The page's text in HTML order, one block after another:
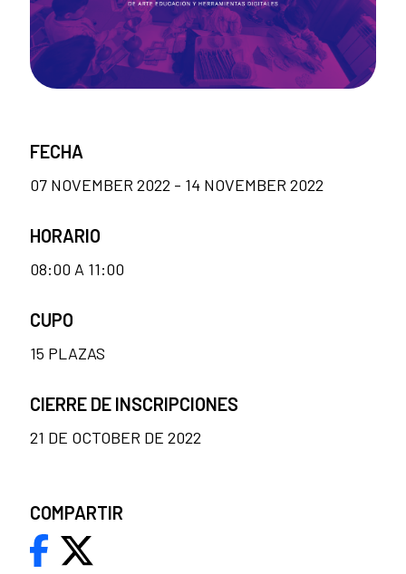
FECHA
07 NOVEMBER 2022 - 14 NOVEMBER 2022
HORARIO
08:00 A 11:00
CUPO
15 PLAZAS
CIERRE DE INSCRIPCIONES
21 DE OCTOBER DE 2022
COMPARTIR